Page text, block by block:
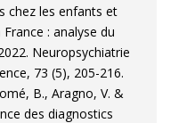
chez les enfants et
: analyse du
Neuropsychiatrie
73 (5), 205-216.
B., Aragno, V. &
des diagnostics